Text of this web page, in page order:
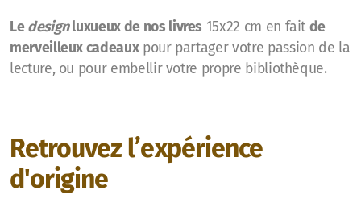
Ledesignluxueux de nos livres 15x22 cm en fait de
merveilleux cadeauxpour partager votre passion de la
lecture, ou pour embellir votre propre bibliothèque.
Retrouvez l’expérience
d'origine